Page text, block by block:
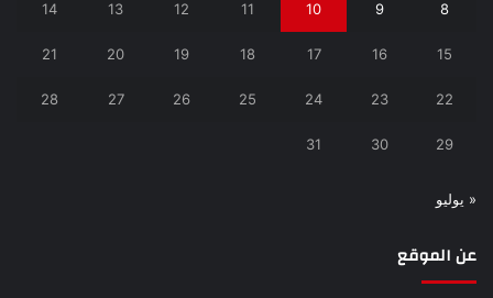
8
9
10
11
12
13
14
15
16
17
18
19
20
21
22
23
24
25
26
27
28
29
30
31
« يوليو
عن الموقع